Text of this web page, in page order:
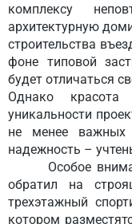
комплексу
архитектурную
строительства
фоне типовой
будет отличаться
Однако
уникальности
не менее важных
надежность –
Особое
обратил на
трехэтажный
котором